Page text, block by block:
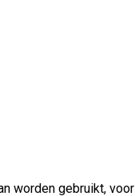
worden gebruikt, voor